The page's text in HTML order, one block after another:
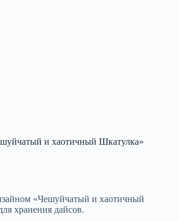
и хаотичный Шкатулка»
₽.
«Чешуйчатый и хаотичный
хранения дайсов.